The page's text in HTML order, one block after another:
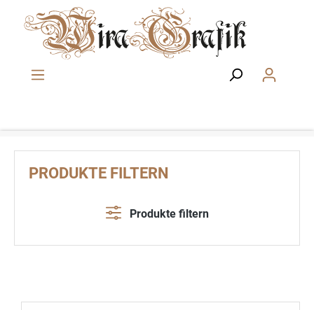
Zum Hauptinhalt springen
PRODUKTE FILTERN
Produkte filtern